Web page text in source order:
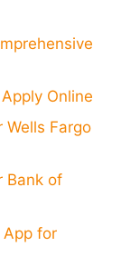
Online
Wells Fargo
Bank of
App for